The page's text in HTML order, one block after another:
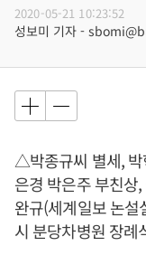
2020-05-21 10:23:52
성보미 기자 -
△박종규씨 별세, 박
은경 박은주 부친상
완규(세계일보 논설
시 분당차병원 장례